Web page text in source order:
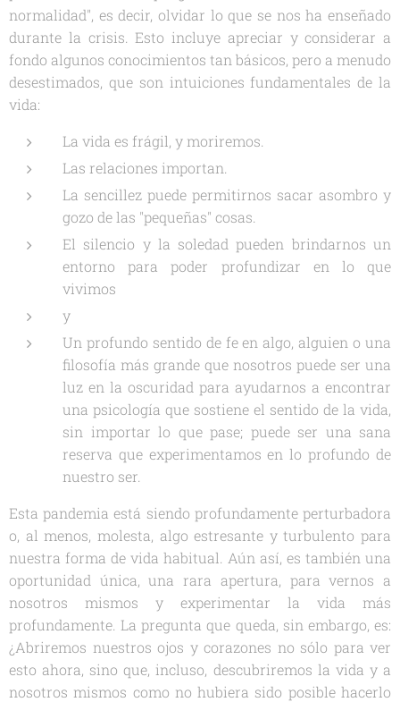
normalidad", es decir, olvidar lo que se nos ha enseñado
durante la crisis. Esto incluye apreciar y considerar a
fondo algunos conocimientos tan básicos, pero a menudo
desestimados, que son intuiciones fundamentales de la
vida:
La vida es frágil, y moriremos.
Las relaciones importan.
La sencillez puede permitirnos sacar asombro y
gozo de las "pequeñas" cosas.
El silencio y la soledad pueden brindarnos un
entorno para poder profundizar en lo que
vivimos
y
Un profundo sentido de fe en algo, alguien o una
filosofía más grande que nosotros puede ser una
luz en la oscuridad para ayudarnos a encontrar
una psicología que sostiene el sentido de la vida,
sin importar lo que pase; puede ser una sana
reserva que experimentamos en lo profundo de
nuestro ser.
Esta pandemia está siendo profundamente perturbadora
o, al menos, molesta, algo estresante y turbulento para
nuestra forma de vida habitual. Aún así, es también una
oportunidad única, una rara apertura, para vernos a
nosotros mismos y experimentar la vida más
profundamente. La pregunta que queda, sin embargo, es:
¿Abriremos nuestros ojos y corazones no sólo para ver
esto ahora, sino que, incluso, descubriremos la vida y a
nosotros mismos como no hubiera sido posible hacerlo